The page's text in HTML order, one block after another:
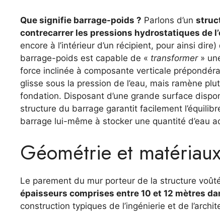
Que signifie barrage-poids ? Parlons d’un
contrecarrer les pressions hydrostatiques de
encore à l’intérieur d’un récipient, pour ainsi
barrage-poids est capable de « transformer»
force inclinée à composante verticale
glisse sous la pression de l’eau, mais ramène
fondation. Disposant d’une grande surface
structure du barrage garantit facilement
barrage lui-même à stocker une quantité d’eau
Géométrie et
Le parement du mur porteur de la structure
épaisseurs comprises entre 10 et 12 mètres
construction typiques de l’ingénierie et de